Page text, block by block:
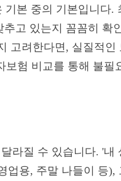
본 중의 기본입니다.
고 있는지 꼼꼼히 확
고려한다면, 실질적인
보험 비교를 통해 불필
라질 수 있습니다. '내
업용, 주말 나들이 등),